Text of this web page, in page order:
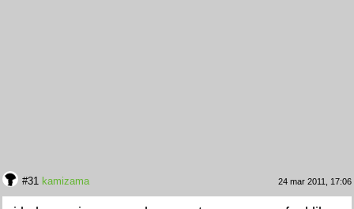
#31 kamizama 24 mar 2011, 17:06